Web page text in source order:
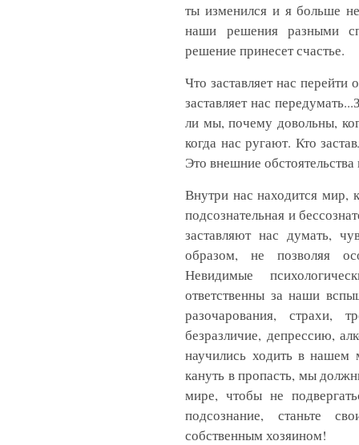
ты изменился и я больше
наши решения разными
решение принесет счастье.
Что заставляет нас
заставляет нас
ли мы, почему довольны,
когда нас ругают. Кто
Это внешние
Внутри нас находится мир,
подсознательная и
заставляют нас думать,
образом, не позволяя
Невидимые
ответственны за наши
разочарования, страхи,
безразличие, депрессию,
научились ходить в нашем
кануть в пропасть, мы
мире, чтобы не
подсознание, станьте
собственным хозяином!